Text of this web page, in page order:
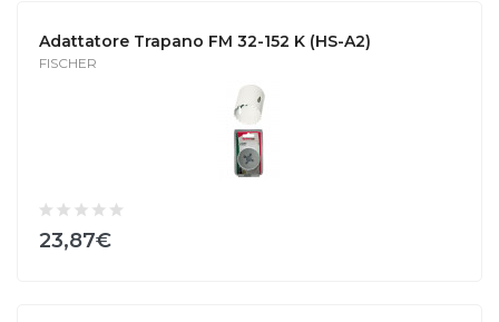
Adattatore Trapano FM 32-152 K (HS-A2)
FISCHER
23,87€